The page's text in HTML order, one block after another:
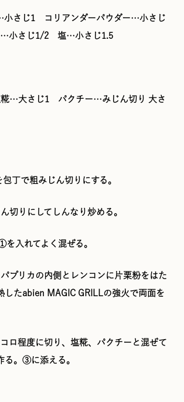
小さじ1 コリアンダーパウダー…小さじ
小さじ1/2 塩…小さじ1.5
…大さじ1 パクチー…みじん切り 大さ
丁で粗みじん切りにする。
切りにしてしんなり炒める。
入れてよく混ぜる。
プリカの内側とレンコンに片栗粉をはた
たabien MAGIC GRILLの強火で両面を
ロ程度に切り、塩糀、パクチーと混ぜて
る。③に添える。